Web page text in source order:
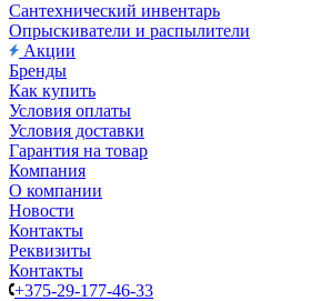
Сантехнический инвентарь
Опрыскиватели и распылители
Акции
Бренды
Как купить
Условия оплаты
Условия доставки
Гарантия на товар
Компания
О компании
Новости
Контакты
Реквизиты
Контакты
+375-29-177-46-33